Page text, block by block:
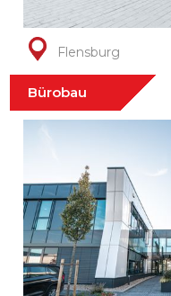
Flensburg
Bürobau